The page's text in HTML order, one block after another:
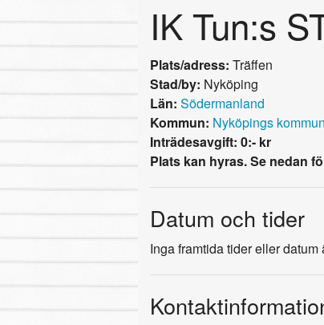
IK Tun:s
Plats/adress: Träffen
Stad/by: Nyköping
Län: Södermanland
Kommun: Nyköpings kommun
Inträdesavgift: 0:- kr
Plats kan hyras. Se nedan
Datum och tider
Inga framtida tider eller